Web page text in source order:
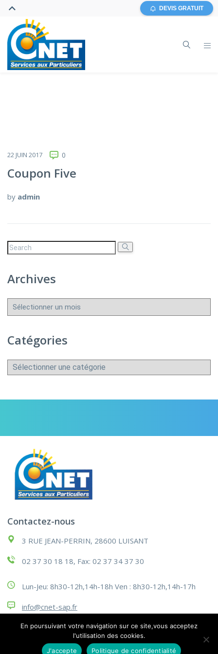
DEVIS GRATUIT
22 JUIN 2017 0
Coupon Five
by admin
Archives
Archives
Catégories
Catégories
Contactez-nous
3 RUE JEAN-PERRIN, 28600 LUISANT
02 37 30 18 18, Fax: 02 37 34 37 30
Lun-Jeu: 8h30-12h,14h-18h Ven : 8h30-12h,14h-17h
info@cnet-sap.fr
En poursuivant votre navigation sur ce site,vous acceptez
l'utilisation des cookies.
J'accepte
Politique de confidentialité